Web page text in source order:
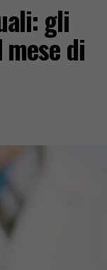
gli
di